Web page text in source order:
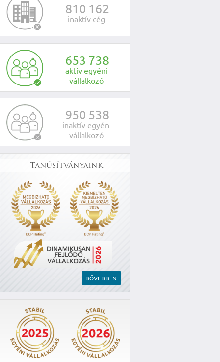
810 162
inaktív cég
653 738
aktív egyéni
vállalkozó
950 538
inaktív egyéni
vállalkozó
Tanúsítványaink
BŐVEBBEN